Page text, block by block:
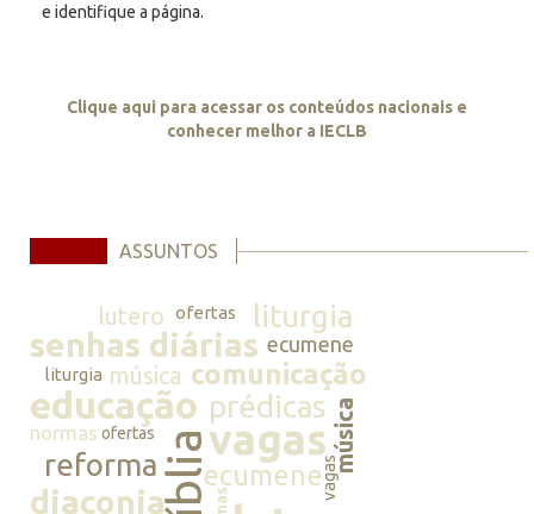
e identifique a página.
Clique aqui para acessar os conteúdos nacionais e
conhecer melhor a IECLB
ASSUNTOS
lutero ofertas liturgia
senhas diárias ecumene
liturgia música comunicação
educação prédicasmúsica
normas ofertasbíbliavagas
reforma
diaconia
ecumenevagas